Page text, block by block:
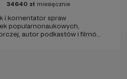
34640 zł miesięcznie
i komentator spraw
popularnonaukowych,
autor podkastów i filmów